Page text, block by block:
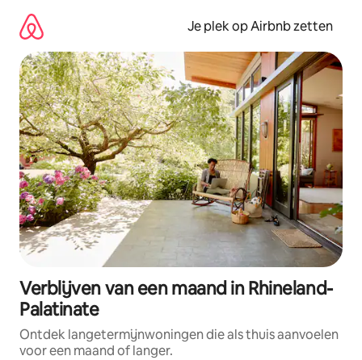
direct
naar
inhoud
Je plek op Airbnb zetten
Verblijven van een maand in Rhineland-
Palatinate
Ontdek langetermijnwoningen die als thuis aanvoelen
voor een maand of langer.